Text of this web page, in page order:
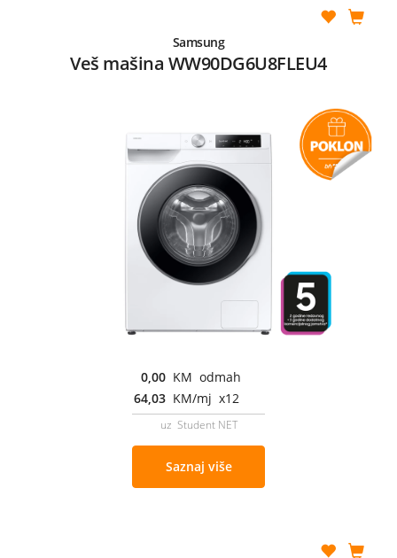
Samsung
Veš mašina WW90DG6U8FLEU4
0,00 KM odmah
64,03 KM/mj x12
uz Student NET
Saznaj više